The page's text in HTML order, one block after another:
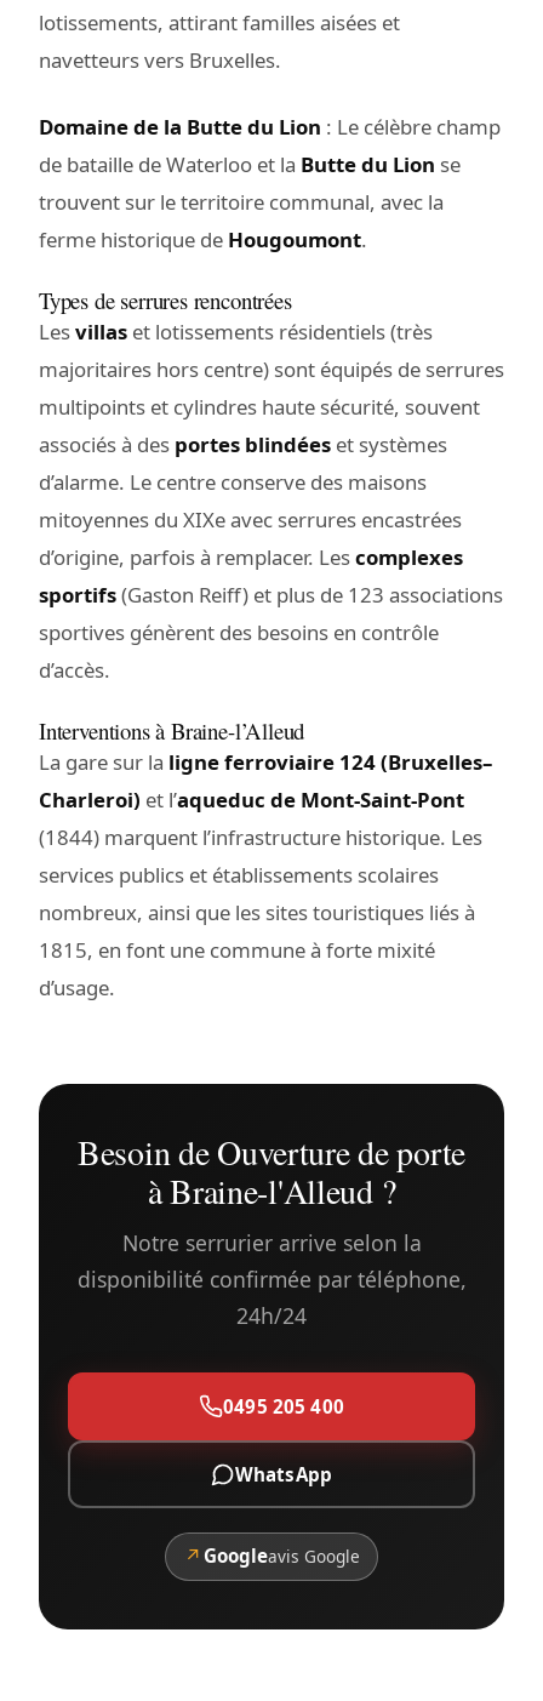
lotissements, attirant familles aisées et
navetteurs vers Bruxelles.
Domaine de la Butte du Lion : Le célèbre champ
de bataille de Waterloo et la Butte du Lion se
trouvent sur le territoire communal, avec la
ferme historique de Hougoumont.
Types de serrures rencontrées
Lesvillas et lotissements résidentiels (très
majoritaires hors centre) sont équipés de serrures
multipoints et cylindres haute sécurité, souvent
associés à des portes blindées et systèmes
d’alarme. Le centre conserve des maisons
mitoyennes du XIXe avec serrures encastrées
d’origine, parfois à remplacer. Lescomplexes
sportifs(Gaston Reiff) et plus de 123 associations
sportives génèrent des besoins en contrôle
d’accès.
Interventions à Braine-l’Alleud
La gare sur la ligne ferroviaire 124 (Bruxelles–
Charleroi) et l’aqueduc de Mont-Saint-Pont
(1844) marquent l’infrastructure historique. Les
services publics et établissements scolaires
nombreux, ainsi que les sites touristiques liés à
1815, en font une commune à forte mixité
d’usage.
Besoin de Ouverture de porte
à Braine-l'Alleud ?
Notre serrurier arrive selon la
disponibilité confirmée par téléphone,
24h/24
0495 205 400
WhatsApp
↗ Googleavis Google